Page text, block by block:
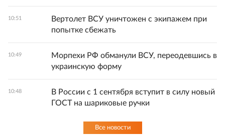
10:51
Вертолет ВСУ уничтожен с экипажем при
попытке сбежать
10:49
Морпехи РФ обманули ВСУ, переодевшись в
украинскую форму
10:48
В России с 1 сентября вступит в силу новый
ГОСТ на шариковые ручки
Все новости